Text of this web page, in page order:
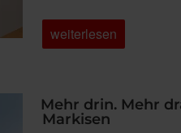
„Angenehm
kühl:
die
Sommerhitze“
weiterlesen
Mehr drin. Mehr
Markisen